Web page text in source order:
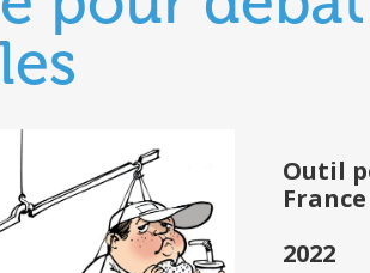
Outil
France
2022